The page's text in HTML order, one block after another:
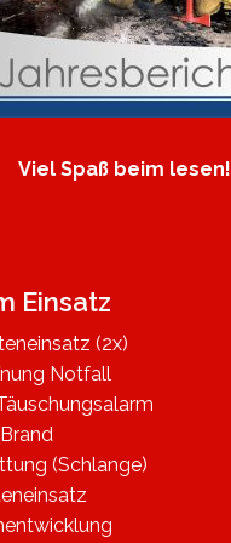
Viel Spaß beim lesen!
Einsatz
(2x)
Notfall
(Schlange)